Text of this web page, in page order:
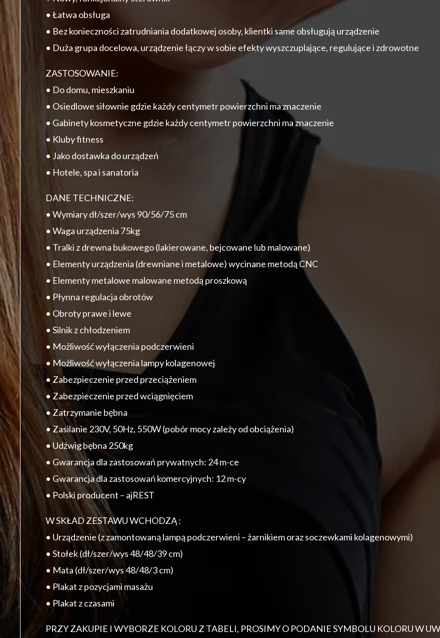
• Łatwa obsługa
• Bez konieczności zatrudniania dodatkowej osoby, klientki same obsługują urządzenie
• Duża grupa docelowa, urządzenie łączy w sobie efekty wyszczuplające, regulujące i zdrowotne
ZASTOSOWANIE:
• Do domu, mieszkaniu
• Osiedlowe siłownie gdzie każdy centymetr powierzchni ma znaczenie
• Gabinety kosmetyczne gdzie każdy centymetr powierzchni ma znaczenie
• Kluby fitness
• Jako dostawka do urządzeń
• Hotele, spa i sanatoria
DANE TECHNICZNE:
• Wymiary dł/szer/wys 90/56/75 cm
• Waga urządzenia 75kg
• Tralki z drewna bukowego (lakierowane, bejcowane lub malowane)
• Elementy urządzenia (drewniane i metalowe) wycinane metodą CNC
• Elementy metalowe malowane metodą proszkową
• Płynna regulacja obrotów
• Obroty prawe i lewe
• Silnik z chłodzeniem
• Możliwość wyłączenia podczerwieni
• Możliwość wyłączenia lampy kolagenowej
• Zabezpieczenie przed przeciążeniem
• Zabezpieczenie przed wciągnięciem
• Zatrzymanie bębna
• Zasilanie 230V, 50Hz, 550W (pobór mocy zależy od obciążenia)
• Udźwig bębna 250kg
• Gwarancja dla zastosowań prywatnych: 24 m-ce
• Gwarancja dla zastosowań komercyjnych: 12 m-cy
• Polski producent – ajREST
W SKŁAD ZESTAWU WCHODZĄ :
• Urządzenie (z zamontowaną lampą podczerwieni – żarnikiem oraz soczewkami kolagenowymi)
• Stołek (dł/szer/wys 48/48/39 cm)
• Mata (dł/szer/wys 48/48/3 cm)
• Plakat z pozycjami masażu
• Plakat z czasami
PRZY ZAKUPIE I WYBORZE KOLORU Z TABELI, PROSIMY O PODANIE SYMBOLU KOLORU W